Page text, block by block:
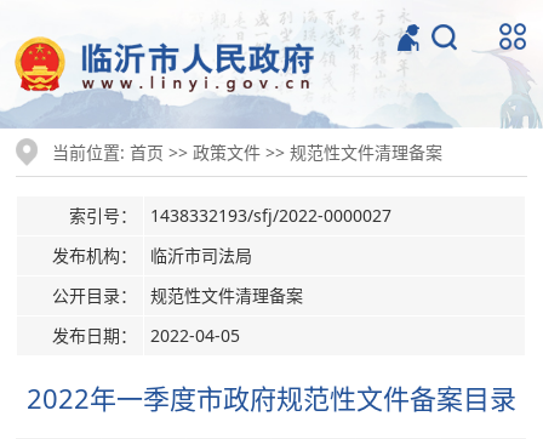
当前位置:首页 >>政策文件 >>规范性文件清理备案
索引号：
1438332193/sfj/2022-0000027
发布机构：
临沂市司法局
公开目录：
规范性文件清理备案
发布日期：
2022-04-05
2022年一季度市政府规范性文件备案目录